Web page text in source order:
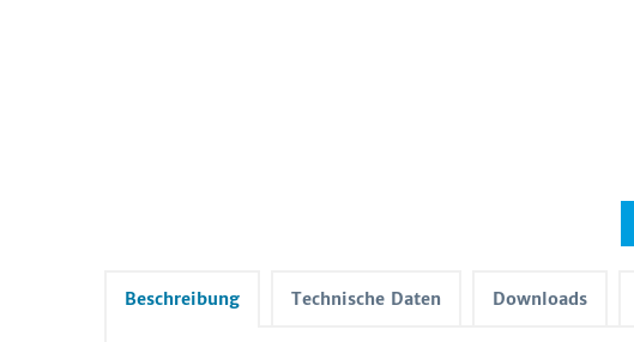
Beschreibung Technische Daten Downloads